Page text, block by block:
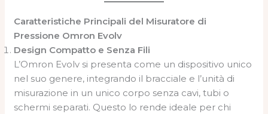
Caratteristiche Principali del Misuratore di
Pressione Omron Evolv
Design Compatto e Senza Fili
L’Omron Evolv si presenta come un dispositivo unico
nel suo genere, integrando il bracciale e l’unità di
misurazione in un unico corpo senza cavi, tubi o
schermi separati. Questo lo rende ideale per chi